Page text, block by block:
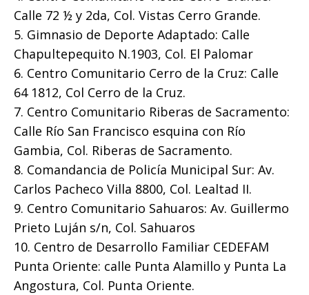
Calle 72 ½ y 2da, Col. Vistas Cerro Grande.
5. Gimnasio de Deporte Adaptado: Calle
Chapultepequito N.1903, Col. El Palomar
6. Centro Comunitario Cerro de la Cruz: Calle
64 1812, Col Cerro de la Cruz.
7. Centro Comunitario Riberas de Sacramento:
Calle Río San Francisco esquina con Río
Gambia, Col. Riberas de Sacramento.
8. Comandancia de Policía Municipal Sur: Av.
Carlos Pacheco Villa 8800, Col. Lealtad II.
9. Centro Comunitario Sahuaros: Av. Guillermo
Prieto Luján s/n, Col. Sahuaros
10. Centro de Desarrollo Familiar CEDEFAM
Punta Oriente: calle Punta Alamillo y Punta La
Angostura, Col. Punta Oriente.